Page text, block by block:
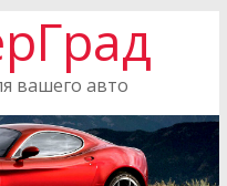
вашего авто